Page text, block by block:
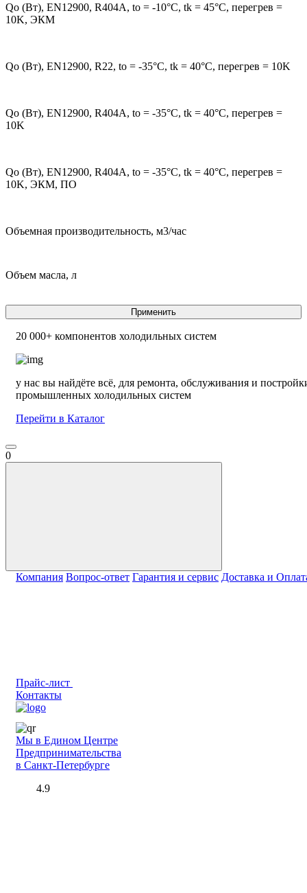
Qo (Вт), EN12900, R404A, to = -10°С, tk = 45°С, перегрев =
10K, ЭКМ
Qo (Вт), EN12900, R22, to = -35°С, tk = 40°С, перегрев = 10K
Qo (Вт), EN12900, R404A, to = -35°С, tk = 40°С, перегрев =
10K
Qo (Вт), EN12900, R404A, to = -35°С, tk = 40°С, перегрев =
10K, ЭКМ, ПО
Объемная производительность, м3/час
Объем масла, л
Применить
20 000+ компонентов холодильных систем
у нас вы найдёте всё, для ремонта, обслуживания и
промышленных холодильных систем
Перейти в Каталог
0
Компания Вопрос-ответ Гарантия и сервис Доставка и
Прайс-лист
Контакты
Мы в Едином Центре
Предпринимательства
в Санкт-Петербурге
4.9